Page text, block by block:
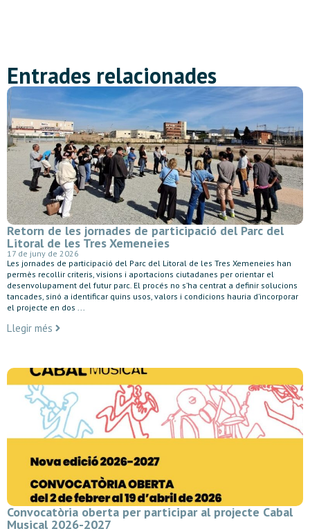
Entrades relacionades
Retorn de les jornades de participació del Parc del
Litoral de les Tres Xemeneies
17 de juny de 2026
Les jornades de participació del Parc del Litoral de les Tres Xemeneies han
permès recollir criteris, visions i aportacions ciutadanes per orientar el
desenvolupament del futur parc. El procés no s’ha centrat a definir solucions
tancades, sinó a identificar quins usos, valors i condicions hauria d’incorporar
el projecte en dos ...
Llegir més
Convocatòria oberta per participar al projecte Cabal
Musical 2026-2027